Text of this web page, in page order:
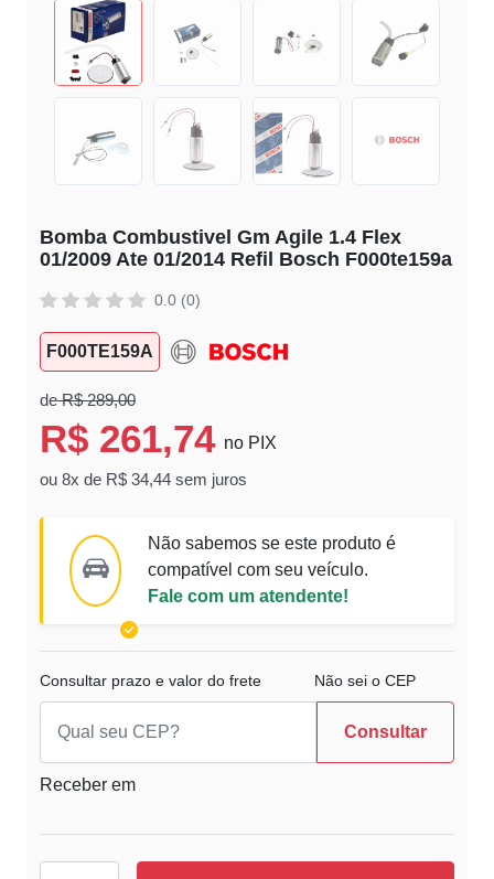
Bomba Combustivel Gm Agile 1.4 Flex
01/2009 Ate 01/2014 Refil Bosch F000te159a
0.0 (0)
F000TE159A
deR$ 289,00
R$ 261,74 no PIX
ou 8x de R$ 34,44 sem juros
Não sabemos se este produto é
compatível com seu veículo.
Fale com um atendente!
Consultar prazo e valor do frete Não sei o CEP
Consultar
Receber em